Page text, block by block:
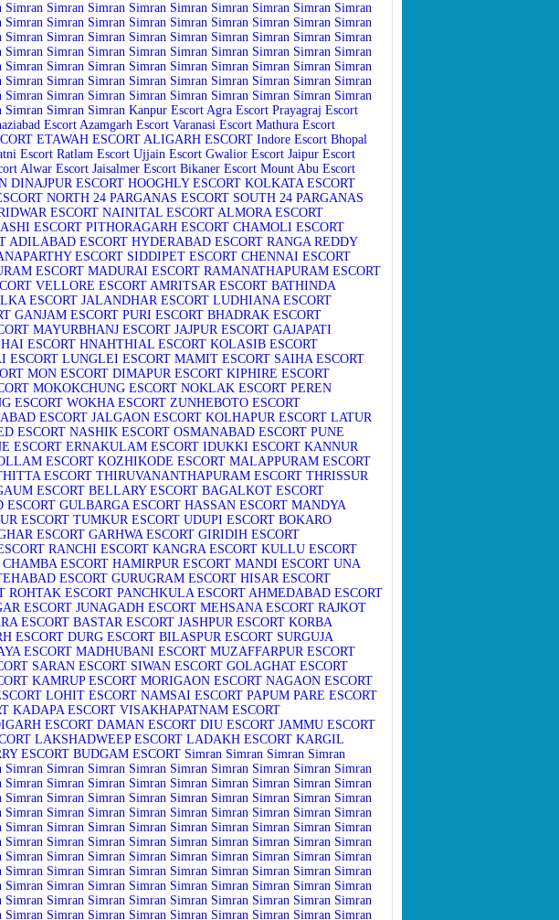
Simran Simran Simran Simran Simran Simran Simran Simran Simran
Simran Simran Simran Simran Simran Simran Simran Simran Simran
Simran Simran Simran Simran Simran Simran Simran Simran Simran
Simran Simran Simran Simran Simran Simran Simran Simran Simran
Simran Simran Simran Simran Simran Simran Simran Simran Simran
Simran Simran Simran Simran Simran Simran Simran Simran Simran
Simran Simran Simran Simran Simran Simran Simran Simran Simran
Simran Simran Simran Kanpur Escort Agra Escort Prayagraj Escort
Escort Azamgarh Escort Varanasi Escort Mathura Escort
ETAWAH ESCORT ALIGARH ESCORT Indore Escort Bhopal
Escort Ratlam Escort Ujjain Escort Gwalior Escort Jaipur Escort
Alwar Escort Jaisalmer Escort Bikaner Escort Mount Abu Escort
DINAJPUR ESCORT HOOGHLY ESCORT KOLKATA ESCORT
NORTH 24 PARGANAS ESCORT SOUTH 24 PARGANAS
ESCORT NAINITAL ESCORT ALMORA ESCORT
ESCORT PITHORAGARH ESCORT CHAMOLI ESCORT
ADILABAD ESCORT HYDERABAD ESCORT RANGA REDDY
ESCORT SIDDIPET ESCORT CHENNAI ESCORT
ESCORT MADURAI ESCORT RAMANATHAPURAM ESCORT
VELLORE ESCORT AMRITSAR ESCORT BATHINDA
ESCORT JALANDHAR ESCORT LUDHIANA ESCORT
GANJAM ESCORT PURI ESCORT BHADRAK ESCORT
MAYURBHANJ ESCORT JAJPUR ESCORT GAJAPATI
ESCORT HNAHTHIAL ESCORT KOLASIB ESCORT
ESCORT LUNGLEI ESCORT MAMIT ESCORT SAIHA ESCORT
MON ESCORT DIMAPUR ESCORT KIPHIRE ESCORT
MOKOKCHUNG ESCORT NOKLAK ESCORT PEREN
ESCORT WOKHA ESCORT ZUNHEBOTO ESCORT
ESCORT JALGAON ESCORT KOLHAPUR ESCORT LATUR
ESCORT NASHIK ESCORT OSMANABAD ESCORT PUNE
ESCORT ERNAKULAM ESCORT IDUKKI ESCORT KANNUR
ESCORT KOZHIKODE ESCORT MALAPPURAM ESCORT
ESCORT THIRUVANANTHAPURAM ESCORT THRISSUR
ESCORT BELLARY ESCORT BAGALKOT ESCORT
ESCORT GULBARGA ESCORT HASSAN ESCORT MANDYA
ESCORT TUMKUR ESCORT UDUPI ESCORT BOKARO
ESCORT GARHWA ESCORT GIRIDIH ESCORT
RANCHI ESCORT KANGRA ESCORT KULLU ESCORT
CHAMBA ESCORT HAMIRPUR ESCORT MANDI ESCORT UNA
ESCORT GURUGRAM ESCORT HISAR ESCORT
ROHTAK ESCORT PANCHKULA ESCORT AHMEDABAD ESCORT
ESCORT JUNAGADH ESCORT MEHSANA ESCORT RAJKOT
ESCORT BASTAR ESCORT JASHPUR ESCORT KORBA
ESCORT DURG ESCORT BILASPUR ESCORT SURGUJA
ESCORT MADHUBANI ESCORT MUZAFFARPUR ESCORT
SARAN ESCORT SIWAN ESCORT GOLAGHAT ESCORT
KAMRUP ESCORT MORIGAON ESCORT NAGAON ESCORT
LOHIT ESCORT NAMSAI ESCORT PAPUM PARE ESCORT
KADAPA ESCORT VISAKHAPATNAM ESCORT
ESCORT DAMAN ESCORT DIU ESCORT JAMMU ESCORT
LAKSHADWEEP ESCORT LADAKH ESCORT KARGIL
ESCORT BUDGAM ESCORT Simran Simran Simran Simran
Simran Simran Simran Simran Simran Simran Simran Simran Simran
Simran Simran Simran Simran Simran Simran Simran Simran Simran
Simran Simran Simran Simran Simran Simran Simran Simran Simran
Simran Simran Simran Simran Simran Simran Simran Simran Simran
Simran Simran Simran Simran Simran Simran Simran Simran Simran
Simran Simran Simran Simran Simran Simran Simran Simran Simran
Simran Simran Simran Simran Simran Simran Simran Simran Simran
Simran Simran Simran Simran Simran Simran Simran Simran Simran
Simran Simran Simran Simran Simran Simran Simran Simran Simran
Simran Simran Simran Simran Simran Simran Simran Simran Simran
Simran Simran Simran Simran Simran Simran Simran Simran Simran